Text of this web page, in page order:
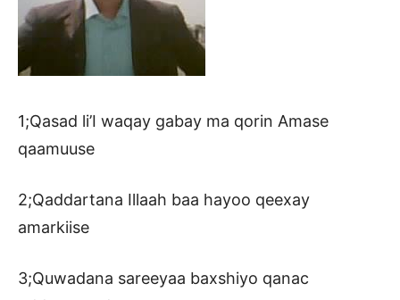
1;Qasad li’I waqay gabay ma qorin Amase
qaamuuse
2;Qaddartana Illaah baa hayoo qeexay
amarkiise
3;Quwadana sareeyaa baxshiyo qanac